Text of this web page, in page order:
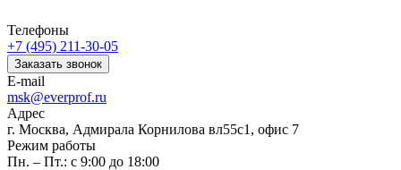
Телефоны
+7 (495) 211-30-05
Заказать звонок
E-mail
msk@everprof.ru
Адрес
г. Москва, Адмирала Корнилова вл55с1, офис 7
Режим работы
Пн. – Пт.: с 9:00 до 18:00